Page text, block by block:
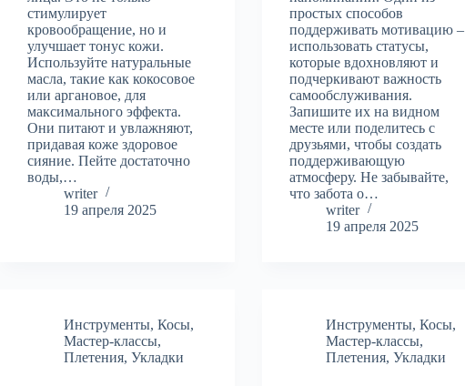
стимулирует
кровообращение, но и
улучшает тонус кожи.
Используйте натуральные
масла, такие как кокосовое
или аргановое, для
максимального эффекта.
Они питают и увлажняют,
придавая коже здоровое
сияние. Пейте достаточно
воды,…
writer
19 апреля 2025
простых способов
поддерживать мотивацию –
использовать статусы,
которые вдохновляют и
подчеркивают важность
самообслуживания.
Запишите их на видном
месте или поделитесь с
друзьями, чтобы создать
поддерживающую
атмосферу. Не забывайте,
что забота о…
writer
19 апреля 2025
Инструменты, Косы,
Мастер-классы,
Плетения, Укладки
Инструменты,Косы,
Мастер-классы,
Плетения,Укладки